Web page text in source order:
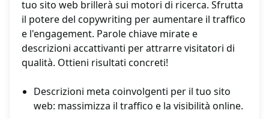
tuo sito web brillerà sui motori di ricerca. Sfrutta
il potere del copywriting per aumentare il traffico
e l'engagement. Parole chiave mirate e
descrizioni accattivanti per attrarre visitatori di
qualità. Ottieni risultati concreti!
Descrizioni meta coinvolgenti per il tuo sito
web: massimizza il traffico e la visibilità online.